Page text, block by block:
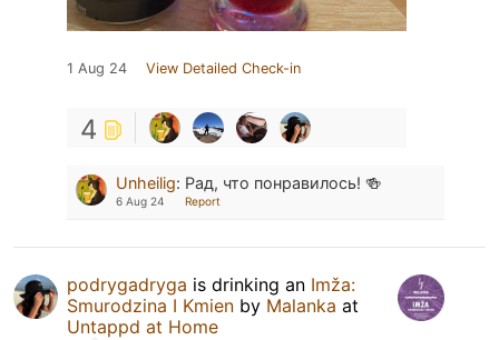
1 Aug 24 View Detailed Check-in
4
Unheilig: Рад, что понравилось! 🍻
6 Aug 24 Report
podrygadryga is drinking an Imža:
Smurodzina I Kmien by Malanka at
Untappd at Home